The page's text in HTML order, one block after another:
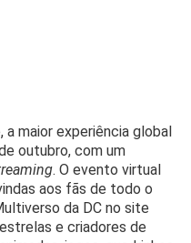
a maior experiência global
outubro, com um
. O evento virtual
aos fãs de todo o
da DC no site
e criadores de